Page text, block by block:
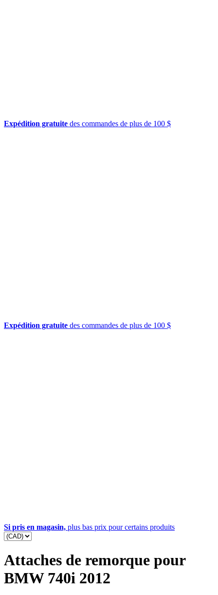
Expédition gratuite des commandes de plus de 100 $
Expédition gratuite des commandes de plus de 100 $
Si pris en magasin, plus bas prix pour certains produits
Attaches de remorque pour
BMW 740i 2012